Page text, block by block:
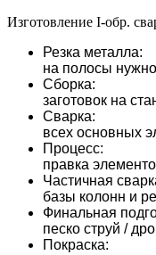
Изготовление I-обр.
Резка металла:
на полосы
Сборка:
заготовок на
Сварка:
всех основных
Процесс:
правка
Частичная
базы колонн и
Финальная
песко струй /
Покраска: